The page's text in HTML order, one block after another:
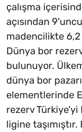
çalışma
açısından
madencilikte
Dünya bor
bulunuyor.
dünya bor
elementlerinde
rezerv
ligine